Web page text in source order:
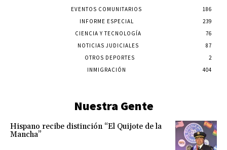
EVENTOS COMUNITARIOS
186
INFORME ESPECIAL
239
CIENCIA Y TECNOLOGÍA
76
NOTICIAS JUDICIALES
87
OTROS DEPORTES
2
INMIGRACIÓN
404
Nuestra Gente
Hispano recibe distinción “El Quijote de la
Mancha”